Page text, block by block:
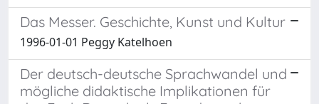
Das Messer. Geschichte, Kunst und Kultur
1996-01-01 Peggy Katelhoen
Der deutsch-deutsche Sprachwandel und
mögliche didaktische Implikationen für